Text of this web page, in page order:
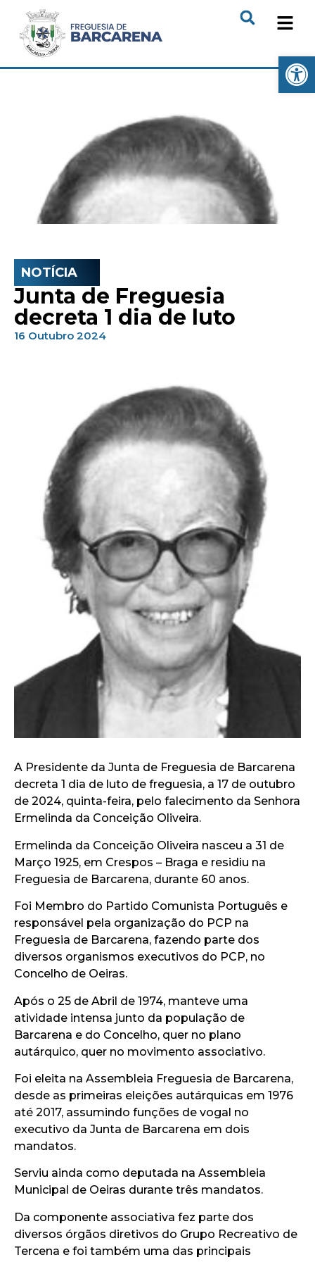
NOTÍCIA
Junta de Freguesia
decreta 1 dia de luto
16 Outubro 2024
A Presidente da Junta de Freguesia de Barcarena
decreta 1 dia de luto de freguesia, a 17 de outubro
de 2024, quinta-feira, pelo falecimento da Senhora
Ermelinda da Conceição Oliveira.
Ermelinda da Conceição Oliveira nasceu a 31 de
Março 1925, em Crespos – Braga e residiu na
Freguesia de Barcarena, durante 60 anos.
Foi Membro do Partido Comunista Português e
responsável pela organização do PCP na
Freguesia de Barcarena, fazendo parte dos
diversos organismos executivos do PCP, no
Concelho de Oeiras.
Após o 25 de Abril de 1974, manteve uma
atividade intensa junto da população de
Barcarena e do Concelho, quer no plano
autárquico, quer no movimento associativo.
Foi eleita na Assembleia Freguesia de Barcarena,
desde as primeiras eleições autárquicas em 1976
até 2017, assumindo funções de vogal no
executivo da Junta de Barcarena em dois
mandatos.
Serviu ainda como deputada na Assembleia
Municipal de Oeiras durante três mandatos.
Da componente associativa fez parte dos
diversos órgãos diretivos do Grupo Recreativo de
Tercena e foi também uma das principais